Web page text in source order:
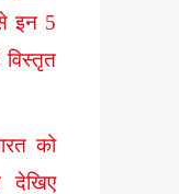
इन 5
विस्तृत
को